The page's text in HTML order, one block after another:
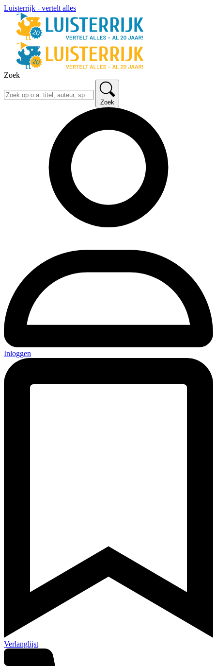
Luisterrijk - vertelt alles
Zoek
Zoek
Inloggen
Verlanglijst